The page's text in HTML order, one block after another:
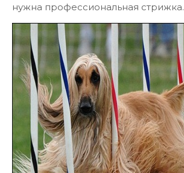
нужна профессиональная стрижка.